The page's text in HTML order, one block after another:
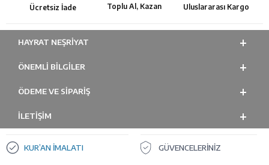
Ücretsiz İade Toplu Al, Kazan Uluslararası Kargo
HAYRAT NEŞRIYAT
ÖNEMLI BILGILER
ÖDEME VE SİPARİŞ
İLETİŞİM
KUR’AN İMALATI GÜVENCELERİNİZ